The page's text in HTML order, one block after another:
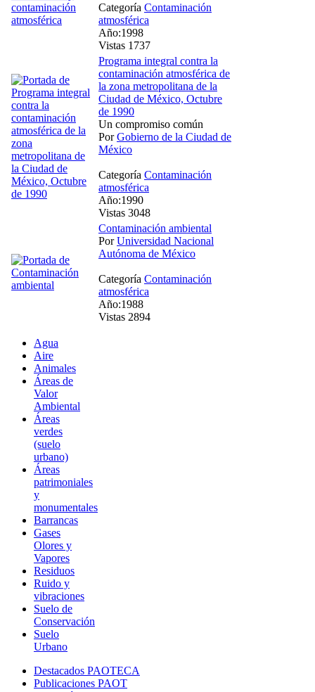
Categoría Contaminación
atmosférica
Año:1998
Vistas 1737
Programa integral contra la
contaminación atmosférica de
la zona metropolitana de la
Ciudad de México, Octubre
de 1990
Un compromiso común
PorGobierno de la Ciudad de
México
Categoría Contaminación
atmosférica
Año:1990
Vistas 3048
Contaminación ambiental
PorUniversidad Nacional
Autónoma de México
Categoría Contaminación
atmosférica
Año:1988
Vistas 2894
Agua
Aire
Animales
Áreas de
Valor
Ambiental
Áreas
verdes
(suelo
urbano)
Áreas
patrimoniales
y
monumentales
Barrancas
Gases
Olores y
Vapores
Residuos
Ruido y
vibraciones
Suelo de
Conservación
Suelo
Urbano
Destacados PAOTECA
Publicaciones PAOT